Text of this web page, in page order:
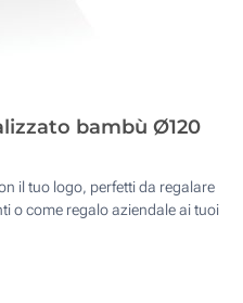
bambù Ø120
il tuo logo, perfetti da regalare
o come regalo aziendale ai tuoi